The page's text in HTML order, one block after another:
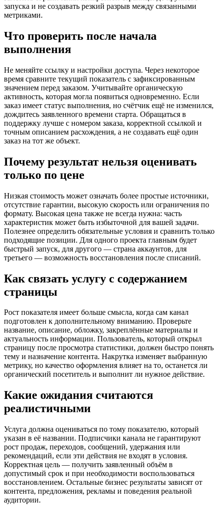
запуска и не создавать резкий разрыв между связанными
метриками.
Что проверить после начала
выполнения
Не меняйте ссылку и настройки доступа. Через некоторое
время сравните текущий показатель с зафиксированным
значением перед заказом. Учитывайте органическую
активность, которая могла появиться одновременно. Если
заказ имеет статус выполнения, но счётчик ещё не изменился,
дождитесь заявленного времени старта. Обращаться в
поддержку лучше с номером заказа, корректной ссылкой и
точным описанием расхождения, а не создавать ещё один
заказ на тот же объект.
Почему результат нельзя оценивать
только по цене
Низкая стоимость может означать более простые источники,
отсутствие гарантии, высокую скорость или ограничения по
формату. Высокая цена также не всегда нужна: часть
характеристик может быть избыточной для вашей задачи.
Полезнее определить обязательные условия и сравнить только
подходящие позиции. Для одного проекта главным будет
быстрый запуск, для другого — страна аккаунтов, для
третьего — возможность восстановления после списаний.
Как связать услугу с содержанием
страницы
Рост показателя имеет больше смысла, когда сам канал
подготовлен к дополнительному вниманию. Проверьте
название, описание, обложку, закреплённые материалы и
актуальность информации. Пользователь, который открыл
страницу после просмотра статистики, должен быстро понять
тему и назначение контента. Накрутка изменяет выбранную
метрику, но качество оформления влияет на то, останется ли
органический посетитель и выполнит ли нужное действие.
Какие ожидания считаются
реалистичными
Услуга должна оцениваться по тому показателю, который
указан в её названии. Подписчики канала не гарантируют
рост продаж, переходов, сообщений, удержания или
рекомендаций, если эти действия не входят в условия.
Корректная цель — получить заявленный объём в
допустимый срок и при необходимости воспользоваться
восстановлением. Остальные бизнес результаты зависят от
контента, предложения, рекламы и поведения реальной
аудитории.